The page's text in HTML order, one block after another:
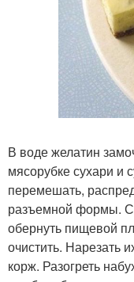
В воде желатин
мясорубке сухари и
перемешать,
разъемной формы.
обернуть пищевой
очистить. Нарезать
корж. Разогреть